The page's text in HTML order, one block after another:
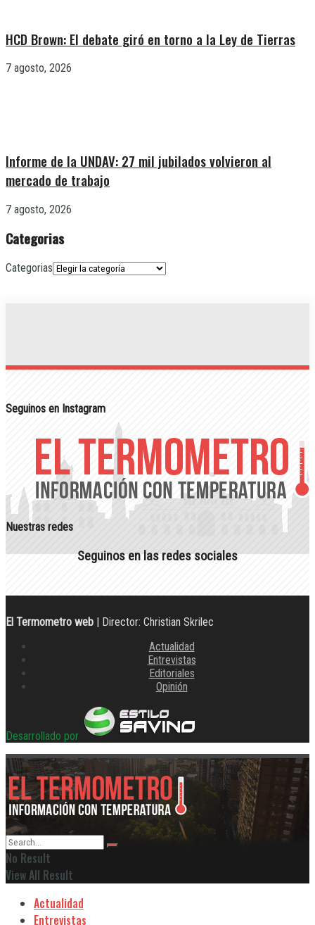
HCD Brown: El debate giró en torno a la Ley de Tierras
7 agosto, 2026
Informe de la UNDAV: 27 mil jubilados volvieron al
mercado de trabajo
7 agosto, 2026
Categorias
Categorias
Seguinos en Instagram
Nuestras redes
Seguinos en las redes sociales
El Termometro web | Director: Christian Skrilec
Actualidad
Entrevistas
Editoriales
Opinión
Desarrollado por
No Result
View All Result
Actualidad
Entrevistas